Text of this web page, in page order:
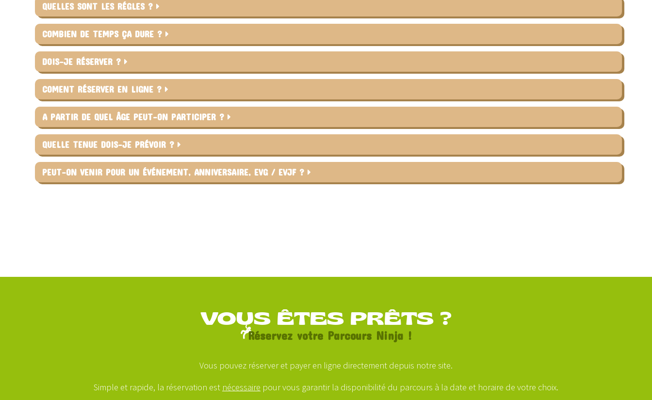
QUELLES SONT LES RÉGLES ?
COMBIEN DE TEMPS ÇA DURE ?
DOIS-JE RÉSERVER ?
COMENT RÉSERVER EN LIGNE ?
A PARTIR DE QUEL ÂGE PEUT-ON PARTICIPER ?
QUELLE TENUE DOIS-JE PRÉVOIR ?
PEUT-ON VENIR POUR UN ÉVÉNEMENT, ANNIVERSAIRE, EVG / EVJF ?
VOUS ÊTES PRÊTS ?
Réservez votre Parcours Ninja !
Vous pouvez réserver et payer en ligne directement depuis notre site.
Simple et rapide, la réservation est nécessaire pour vous garantir la disponibilité du parcours à la date et horaire de votre choix.